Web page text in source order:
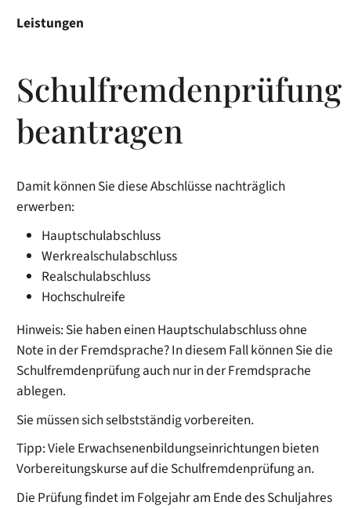
Leistungen
Schulfremdenprüfung
beantragen
Damit können Sie diese Abschlüsse nachträglich
erwerben:
Hauptschulabschluss
Werkrealschulabschluss
Realschulabschluss
Hochschulreife
Hinweis: Sie haben einen Hauptschulabschluss ohne
Note in der Fremdsprache? In diesem Fall können Sie die
Schulfremdenprüfung auch nur in der Fremdsprache
ablegen.
Sie müssen sich selbstständig vorbereiten.
Tipp:Viele Erwachsenenbildungseinrichtungen bieten
Vorbereitungskurse auf die Schulfremdenprüfung an.
Die Prüfung findet im Folgejahr am Ende des Schuljahres